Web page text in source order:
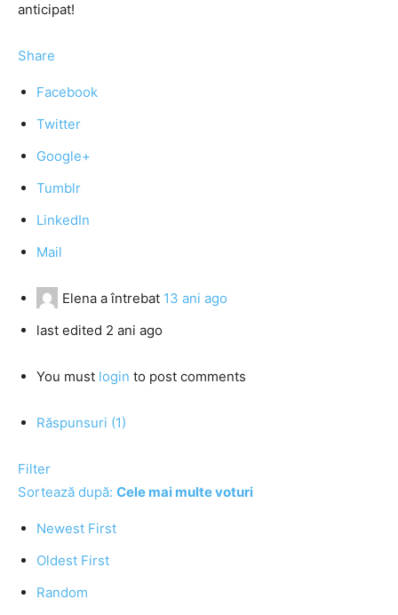
anticipat!
Share
Facebook
Twitter
Google+
Tumblr
LinkedIn
Mail
Elena a întrebat 13 ani ago
last edited 2 ani ago
You must login to post comments
Răspunsuri (1)
Filter
Sortează după: Cele mai multe voturi
Newest First
Oldest First
Random